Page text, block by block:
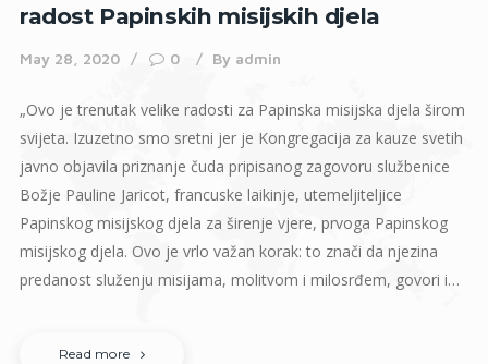
radost Papinskih misijskih djela
May 28, 2020 0 By admin
„Ovo je trenutak velike radosti za Papinska misijska djela širom
svijeta. Izuzetno smo sretni jer je Kongregacija za kauze svetih
javno objavila priznanje čuda pripisanog zagovoru službenice
Božje Pauline Jaricot, francuske laikinje, utemeljiteljice
Papinskog misijskog djela za širenje vjere, prvoga Papinskog
misijskog djela. Ovo je vrlo važan korak: to znači da njezina
predanost služenju misijama, molitvom i milosrđem, govori i…
Read more